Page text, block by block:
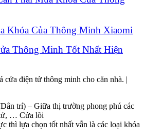
Khóa Của Thông Minh Xiaomi
Thông Minh Tốt Nhất Hiện
cửa điện tử thông minh cho căn nhà. |
trí) – Giữa thị trường phong phú các
tử, … Cửa lõi
thì lựa chọn tốt nhất vẫn là các loại khóa